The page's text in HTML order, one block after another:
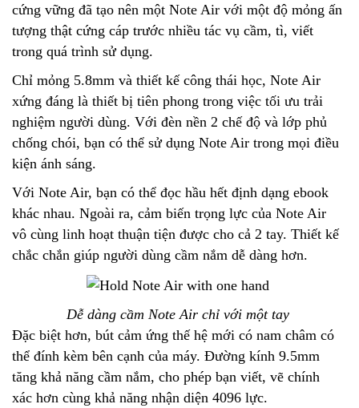
cứng vững đã tạo nên một Note Air với một độ mỏng ấn
tượng thật cứng cáp trước nhiều tác vụ cầm, tì, viết
trong quá trình sử dụng.
Chỉ mỏng 5.8mm và thiết kế công thái học, Note Air
xứng đáng là thiết bị tiên phong trong việc tối ưu trải
nghiệm người dùng. Với đèn nền 2 chế độ và lớp phủ
chống chói, bạn có thể sử dụng Note Air trong mọi điều
kiện ánh sáng.
Với Note Air, bạn có thể đọc hầu hết định dạng ebook
khác nhau. Ngoài ra, cảm biến trọng lực của Note Air
vô cùng linh hoạt thuận tiện được cho cả 2 tay. Thiết kế
chắc chắn giúp người dùng cầm nắm dễ dàng hơn.
Dễ dàng cầm Note Air chỉ với một tay
Đặc biệt hơn, bút cảm ứng thế hệ mới có nam châm có
thể đính kèm bên cạnh của máy. Đường kính 9.5mm
tăng khả năng cầm nắm, cho phép bạn viết, vẽ chính
xác hơn cùng khả năng nhận diện 4096 lực.